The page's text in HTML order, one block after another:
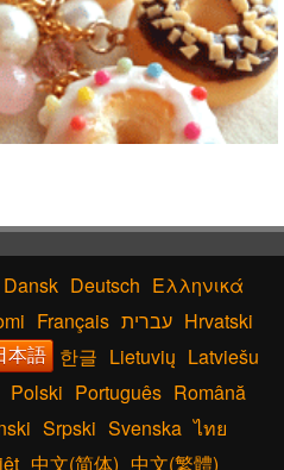
Dansk Deutsch Ελληνικά
Français עברית Hrvatski
本語 한글 Lietuvių Latviešu
Polski Português Română
Srpski Svenska ไทย
中文(简体) 中文(繁體)